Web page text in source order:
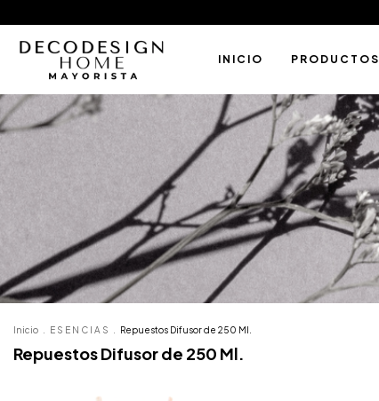
I N I C I O P R O D U C T O S
Inicio E S E N C I A S Repuestos Difusor de 250 Ml.
Repuestos Difusor de 250 Ml.